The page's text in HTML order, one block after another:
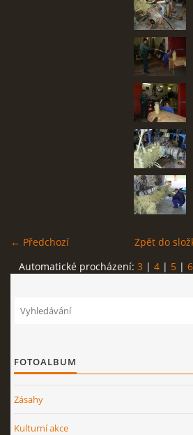
English
© 2026 eStránky.cz
← Předchozí
Zpět do
Automatické procházení: 3 | 4 | 5 | 6
FOTOALBUM
Zásahy
Kulturní akce